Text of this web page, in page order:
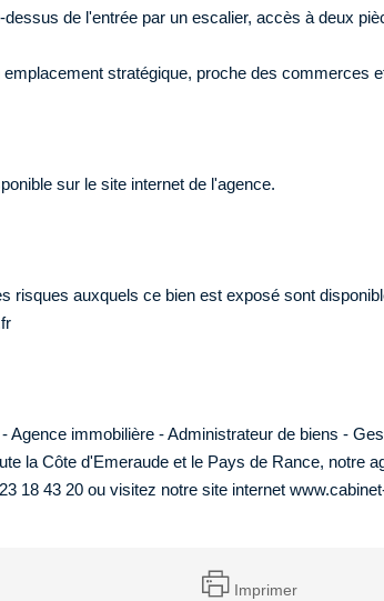
dessus de l'entrée par un escalier, accès à deux
stratégique, proche des commerces
sur le site internet de l'agence.
risques auxquels ce bien est exposé sont
Agence immobilière - Administrateur de biens -
la Côte d'Emeraude et le Pays de Rance, notre
18 43 20 ou visitez notre site internet
Imprimer